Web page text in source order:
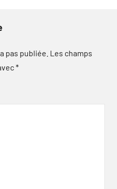
pas publiée. Les champs
*